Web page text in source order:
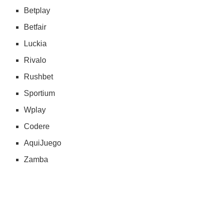
Betplay
Betfair
Luckia
Rivalo
Rushbet
Sportium
Wplay
Codere
AquiJuego
Zamba